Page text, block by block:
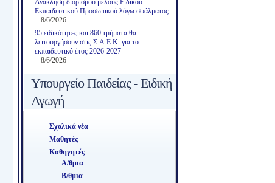
Ανάκληση διορισμού μέλους Ειδικού
Εκπαιδευτικού Προσωπικού λόγω σφάλματος
- 8/6/2026
95 ειδικότητες και 860 τμήματα θα
λειτουργήσουν στις Σ.Α.Ε.Κ. για το
εκπαιδευτικό έτος 2026-2027
- 8/6/2026
Υπουργείο Παιδείας - Ειδική
Αγωγή
Σχολικά νέα
Μαθητές
Καθηγητές
Α/θμια
Β/θμια